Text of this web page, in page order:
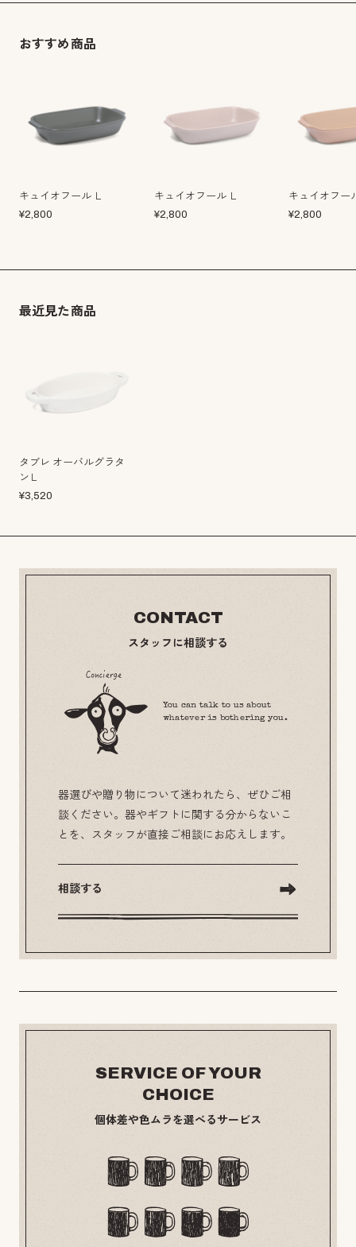
おすすめ商品
キュイオフール Ｌ
¥2,800
キュイオフール Ｌ
¥2,800
キュイオフー
¥2,800
最近見た商品
タブレ オーバルグラタ
ンＬ
¥3,520
CONTACT
スタッフに相談する
You can talk to us about
whatever is bothering you.
器選びや贈り物について迷われたら、ぜひご相
談ください。器やギフトに関する分からないこ
とを、スタッフが直接ご相談にお応えします。
相談する
SERVICE OF YOUR
CHOICE
個体差や色ムラを選べるサービス